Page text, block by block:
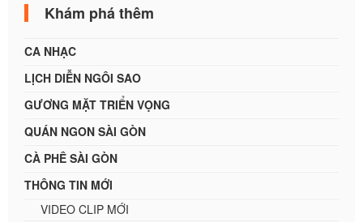
Khám phá thêm
CA NHẠC
LỊCH DIỄN NGÔI SAO
GƯƠNG MẶT TRIỂN VỌNG
QUÁN NGON SÀI GÒN
CÀ PHÊ SÀI GÒN
THÔNG TIN MỚI
VIDEO CLIP MỚI